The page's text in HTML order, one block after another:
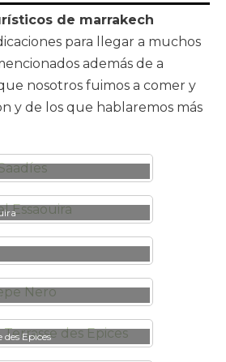
de marrakech
para llegar a muchos
además de a
nosotros fuimos a comer y
y de los que hablaremos más
des Epices